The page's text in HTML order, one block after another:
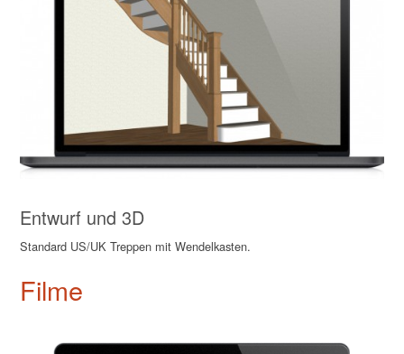
Entwurf und 3D
Standard US/UK Treppen mit Wendelkasten.
Filme